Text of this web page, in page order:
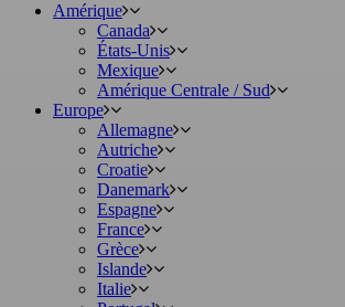
Amérique
Canada
États-Unis
Mexique
Amérique Centrale / Sud
Europe
Allemagne
Autriche
Croatie
Danemark
Espagne
France
Grèce
Islande
Italie